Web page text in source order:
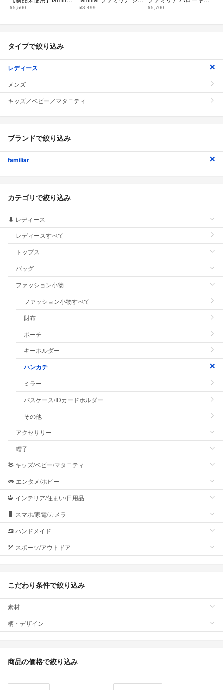
¥5,500 ¥3,499 ¥5,700
タイプで絞り込み
レディース
メンズ
キッズ／ベビー／マタニティ
ブランドで絞り込み
familiar
カテゴリで絞り込み
レディース
レディースすべて
トップス
バッグ
ファッション小物
ファッション小物すべて
財布
ポーチ
キーホルダー
ハンカチ
ミラー
パスケース/IDカードホルダー
その他
アクセサリー
帽子
キッズ/ベビー/マタニティ
エンタメ/ホビー
インテリア/住まい/日用品
スマホ/家電/カメラ
ハンドメイド
スポーツ/アウトドア
こだわり条件で絞り込み
素材
柄・デザイン
商品の価格で絞り込み